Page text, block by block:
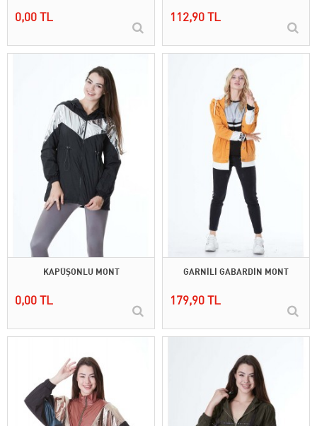
0,00 TL 112,90 TL
KAPÜŞONLU MONT
0,00 TL
GARNİLİ GABARDİN MONT
179,90 TL